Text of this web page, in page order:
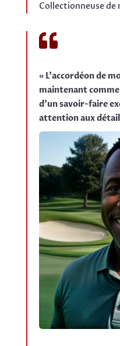
Collectionneuse de

« L'accordéon de
maintenant
d'un savoir-faire
attention aux